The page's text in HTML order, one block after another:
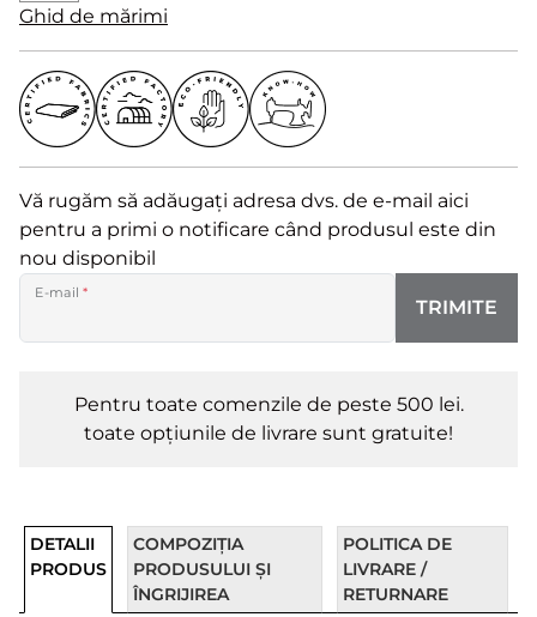
Ghid de mărimi
Vă rugăm să adăugați adresa dvs. de e-mail aici
pentru a primi o notificare când produsul este din
nou disponibil
E-mail*
TRIMITE
Pentru toate comenzile de peste 500 lei.
toate opțiunile de livrare sunt gratuite!
DETALII
PRODUS
COMPOZIȚIA
PRODUSULUI ȘI
ÎNGRIJIREA
POLITICA DE
LIVRARE /
RETURNARE